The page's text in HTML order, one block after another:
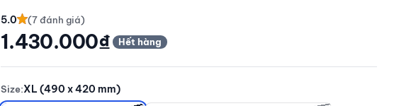
Giá giảm
1.430.000₫ Hết hàng
5.0
Size:XL (490 x 420 mm)